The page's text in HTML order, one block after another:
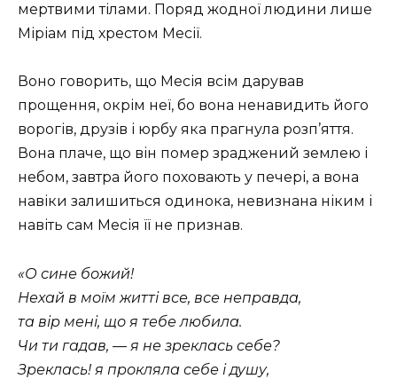
мертвими тілами. Поряд жодної людини лише
Міріам під хрестом Месії.
Воно говорить, що Месія всім дарував
прощення, окрім неї, бо вона ненавидить його
ворогів, друзів і юрбу яка прагнула розп’яття.
Вона плаче, що він помер зраджений землею і
небом, завтра його поховають у печері, а вона
навіки залишиться одинока, невизнана ніким і
навіть сам Месія її не признав.
«О сине божий!
Нехай в моїм житті все, все неправда,
та вір мені, що я тебе любила.
Чи ти гадав, — я не зреклась себе?
Зреклась! я прокляла себе і душу,